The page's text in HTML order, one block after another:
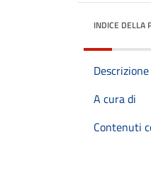
INDICE DELLA
Descrizione
A cura di
Contenuti